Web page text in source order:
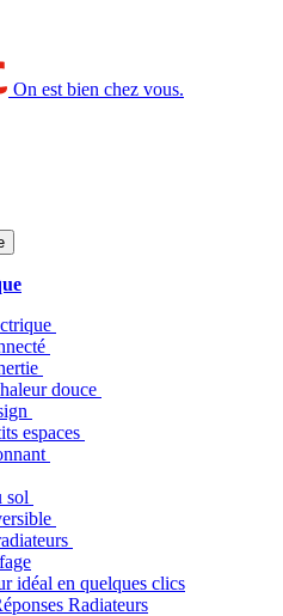
On est bien chez vous.
douce
espaces
sol
idéal en quelques clics
Radiateurs